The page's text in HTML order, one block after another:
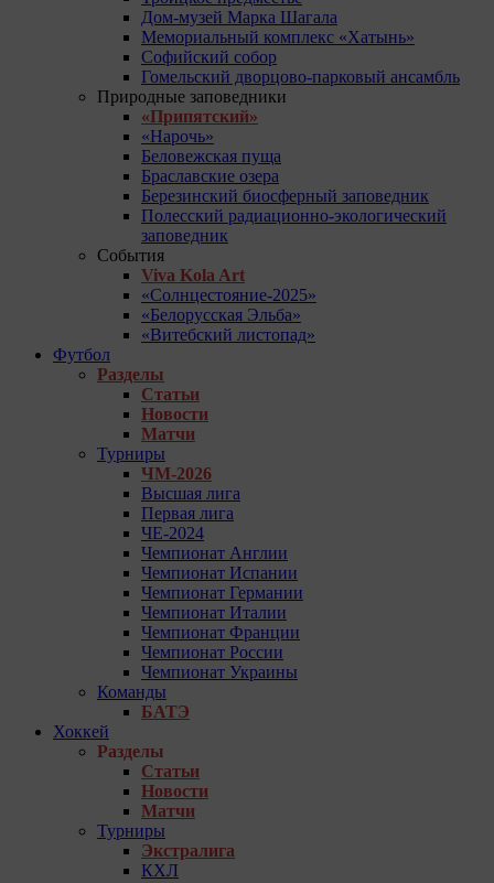
Дом-музей Марка Шагала
Мемориальный комплекс «Хатынь»
Софийский собор
Гомельский дворцово-парковый ансамбль
Природные заповедники
«Припятский»
«Нарочь»
Беловежская пуща
Браславские озера
Березинский биосферный заповедник
Полесский радиационно-экологический
заповедник
События
Viva Kola Art
«Солнцестояние-2025»
«Белорусская Эльба»
«Витебский листопад»
Футбол
Разделы
Статьи
Новости
Матчи
Турниры
ЧМ-2026
Высшая лига
Первая лига
ЧЕ-2024
Чемпионат Англии
Чемпионат Испании
Чемпионат Германии
Чемпионат Италии
Чемпионат Франции
Чемпионат России
Чемпионат Украины
Команды
БАТЭ
Хоккей
Разделы
Статьи
Новости
Матчи
Турниры
Экстралига
КХЛ